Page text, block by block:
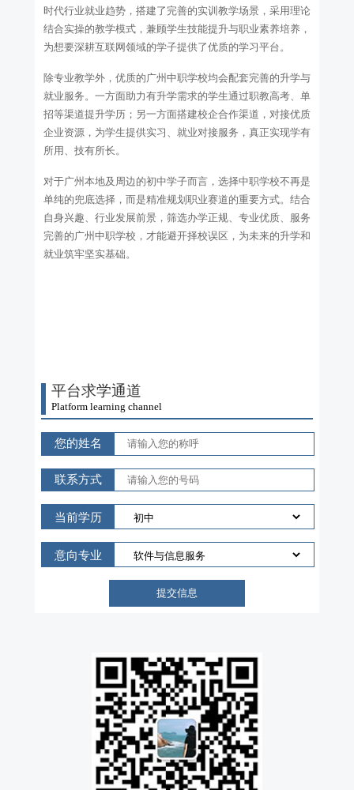
时代行业就业趋势，搭建了完善的实训教学场景，采用理论
结合实操的教学模式，兼顾学生技能提升与职业素养培养，
为想要深耕互联网领域的学子提供了优质的学习平台。
除专业教学外，优质的广州中职学校均会配套完善的升学与
就业服务。一方面助力有升学需求的学生通过职教高考、单
招等渠道提升学历；另一方面搭建校企合作渠道，对接优质
企业资源，为学生提供实习、就业对接服务，真正实现学有
所用、技有所长。
对于广州本地及周边的初中学子而言，选择中职学校不再是
单纯的兜底选择，而是精准规划职业赛道的重要方式。结合
自身兴趣、行业发展前景，筛选办学正规、专业优质、服务
完善的广州中职学校，才能避开择校误区，为未来的升学和
就业筑牢坚实基础。
平台求学通道
Platform learning channel
您的姓名
联系方式
当前学历
意向专业
提交信息